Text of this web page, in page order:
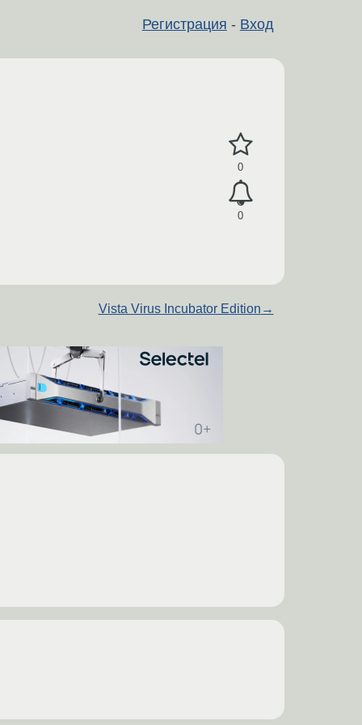
Регистрация - Вход
0
0
Vista Virus Incubator Edition →